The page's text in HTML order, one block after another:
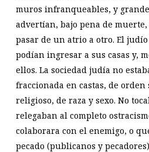
muros infranqueables, y
advertían, bajo pena de
pasar de un atrio a otro. El
podían ingresar a sus casas y,
ellos. La sociedad judía no
fraccionada en castas, de orden
religioso, de raza y sexo. No
relegaban al completo
colaborara con el enemigo, o
pecado (publicanos y